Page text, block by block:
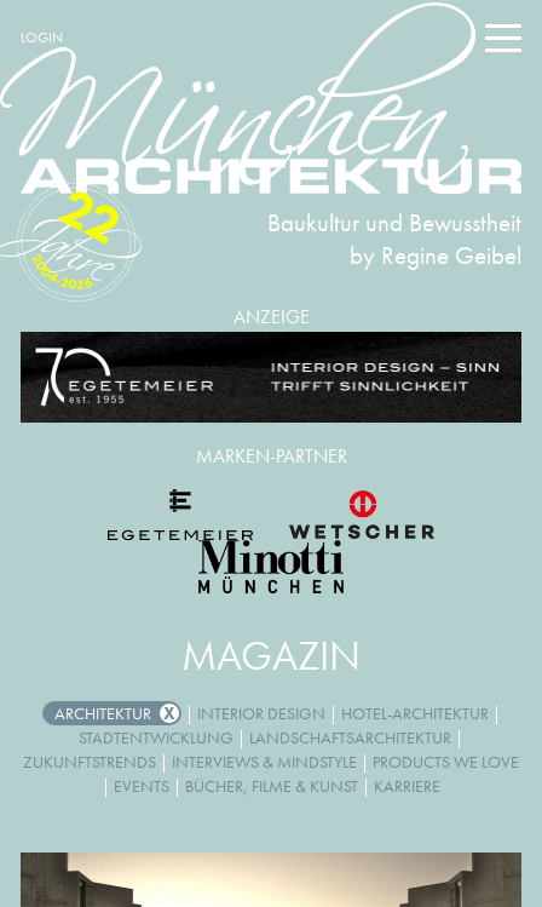
LOGIN
Baukultur und Bewusstheit
by Regine Geibel
2004-2026
22
ANZEIGE
MAGAZIN
ARCHITEKTUR | INTERIOR DESIGN | HOTEL-ARCHITEKTUR |
STADTENTWICKLUNG | LANDSCHAFTSARCHITEKTUR |
ZUKUNFTSTRENDS | INTERVIEWS & MINDSTYLE | PRODUCTS WE LOVE
| EVENTS | BÜCHER, FILME & KUNST | KARRIERE